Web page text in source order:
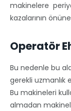
makinelere
kazalarının
Operatör
Bu nedenle bu
gerekli uzmanlık
Bu makineleri
almadan